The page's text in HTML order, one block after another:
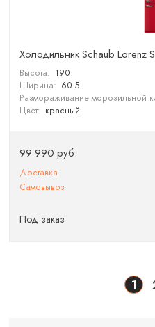
Холодильник Schaub Lorenz
Высота: 190
Ширина: 60.5
Размораживание морозильной
Цвет: красный
99 990 руб.
Доставка
Самовывоз
Под заказ
1